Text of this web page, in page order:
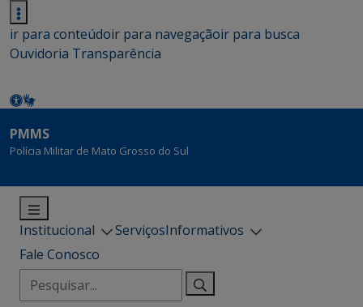
ir para conteúdoir para navegaçãoir para busca
Ouvidoria Transparência
PMMS
Polícia Militar de Mato Grosso do Sul
Institucional ServiçosInformativos
Fale Conosco
Pesquisar
por: